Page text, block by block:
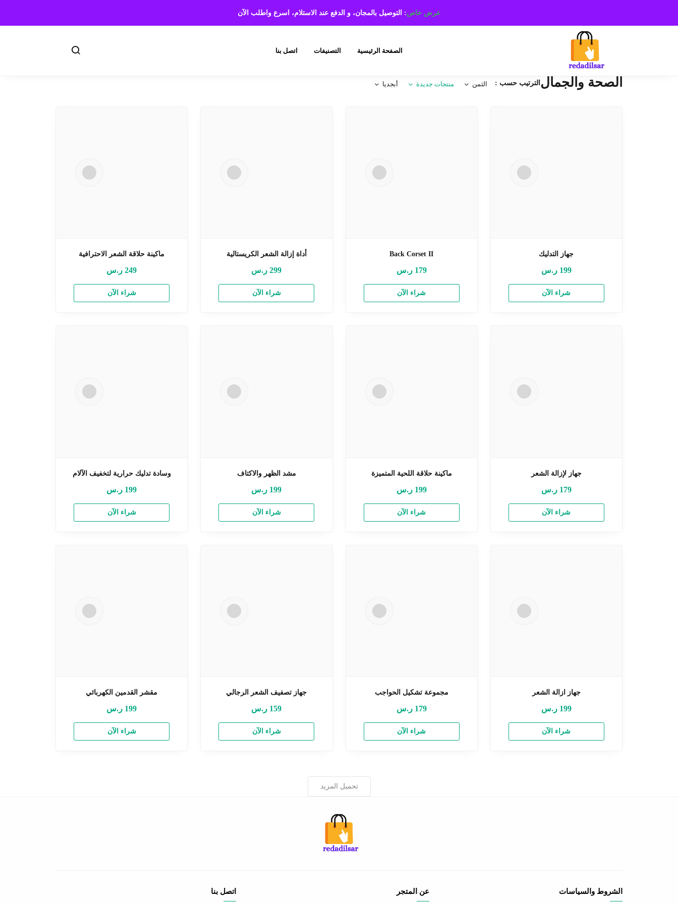
عرض خاص: التوصيل بالمجان، و الدفع عند الاستلام، اسرع واطلب الآن
الصفحة الرئيسية التصنيفات اتصل بنا
الصحة والجمال الترتيب حسب : الثمن منتجات جديدة أبجديا
جهاز التدليك
199 ر.س
شراء الآن
Back Corset II
179 ر.س
شراء الآن
أداة إزالة الشعر الكريستالية
299ر.س
شراء الآن
ماكينة حلاقة الشعر الاحترافية
249ر.س
شراء الآن
جهاز لإزالة الشعر
179 ر.س
شراء الآن
ماكينة حلاقة اللحية المتميزة
199 ر.س
شراء الآن
مشد الظهر والاكتاف
199 ر.س
شراء الآن
وسادة تدليك حرارية لتخفيف الآلام
199 ر.س
شراء الآن
جهاز ازالة الشعر
199 ر.س
شراء الآن
مجموعة تشكيل الحواجب
179 ر.س
شراء الآن
جهاز تصفيف الشعر الرجالي
159 ر.س
شراء الآن
مقشر القدمين الكهربائي
199 ر.س
شراء الآن
تحميل المزيد
الشروط والسياسات عن المتجر اتصل بنا